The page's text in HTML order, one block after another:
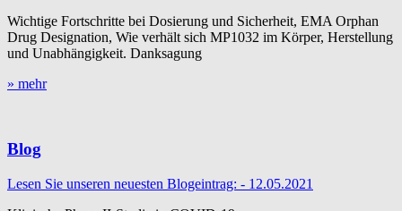
Wichtige Fortschritte bei Dosierung und Sicherheit, EMA Orphan
Drug Designation, Wie verhält sich MP1032 im Körper, Herstellung
und Unabhängigkeit. Danksagung
» mehr
Blog
Lesen Sie unseren neuesten Blogeintrag: - 12.05.2021